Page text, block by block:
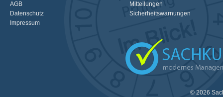
AGB
Datenschutz
Impressum
Mitteilungen
Sicherheitswarnungen
© 2026